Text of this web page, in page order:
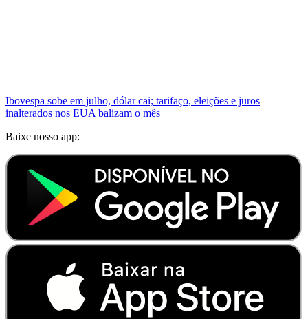
Ibovespa sobe em julho, dólar cai; tarifaço, eleições e juros
inalterados nos EUA balizam o mês
Baixe nosso app: